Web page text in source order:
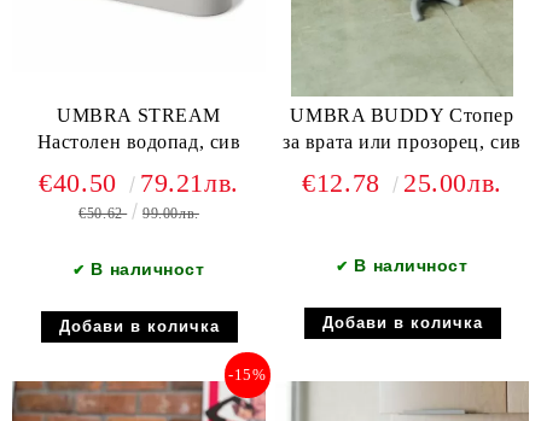
UMBRA STREAM
Настолен водопад, сив
€40.50 79.21лв.
€50.62 99.00лв.
✔ В наличност
UMBRA BUDDY Стопер
за врата или прозорец, сив
€12.78 25.00лв.
✔ В наличност
-15%